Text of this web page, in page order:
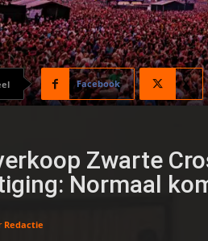
Facebook X
Zwarte
Normaal
Redactie